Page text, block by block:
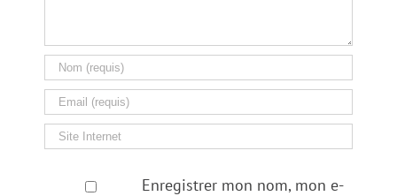
Enregistrer mon nom, mon e-